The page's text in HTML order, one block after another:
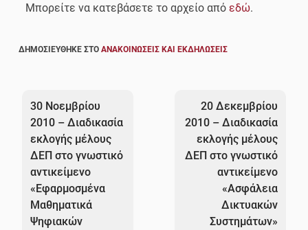
Μπορείτε να κατεβάσετε το αρχείο απόεδώ.
ΔΗΜΟΣΙΕΎΘΗΚΕ ΣΤΟΑΝΑΚΟΙΝΏΣΕΙΣ ΚΑΙ ΕΚΔΗΛΏΣΕΙΣ
άρθρων
30 Νοεμβρίου
2010 – Διαδικασία
εκλογής μέλους
ΔΕΠ στο γνωστικό
αντικείμενο
«Εφαρμοσμένα
Μαθηματικά
Ψηφιακών
20 Δεκεμβρίου
2010 – Διαδικασία
εκλογής μέλους
ΔΕΠ στο γνωστικό
αντικείμενο
«Ασφάλεια
Δικτυακών
Συστημάτων»